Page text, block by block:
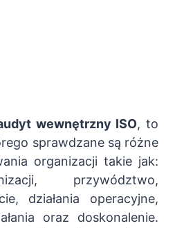
wewnętrzny ISO, to
sprawdzane są różne
organizacji takie jak:
przywództwo,
działania operacyjne,
oraz doskonalenie.